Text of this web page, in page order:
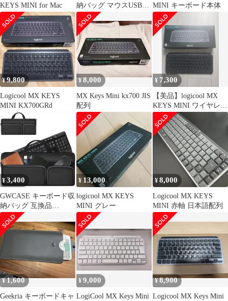
KEYS MINI for Mac
納バッグ マウスUSBポ
ケット付 黒⭐A⑦28
MINI キーボード本体
¥9,800
Logicool MX KEYS
MINI KX700GRd
¥8,000
MX Keys Mini kx700 JIS
配列
¥ 7,300
【美品】logicool MX
KEYS MINI ワイヤレス
キーボード
¥3,400
GWCASE キーボード収
納バッグ 互換品
Logicool K295 0704
¥ 13,000
logicool MX KEYS
MINI グレー
¥8,000
Logicool MX KEYS
MINI 赤軸 日本語配列
¥1,600
Geekria キーボードキャ
¥9,000
LogiCool MX Keys Mini
¥8,900
Logicool MX Keys Mini